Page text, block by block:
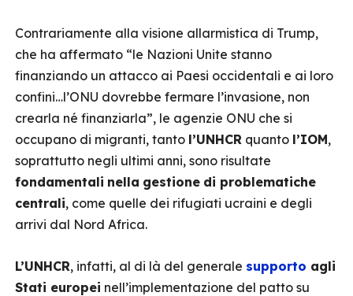
Contrariamente alla visione allarmistica di Trump,
che ha affermato “le Nazioni Unite stanno
finanziando un attacco ai Paesi occidentali e ai loro
confini…l’ONU dovrebbe fermare l’invasione, non
crearla né finanziarla”, le agenzie ONU che si
occupano di migranti, tanto l’UNHCR quanto l’IOM,
soprattutto negli ultimi anni, sono risultate
fondamentali nella gestione di problematiche
centrali, come quelle dei rifugiati ucraini e degli
arrivi dal Nord Africa.
L’UNHCR, infatti, al di là del generale supporto agli
Stati europei nell’implementazione del patto su